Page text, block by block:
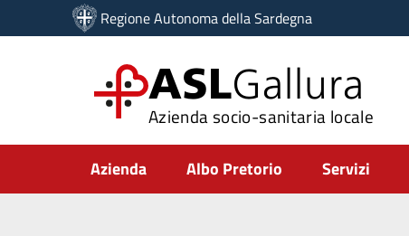
Vai ai contenuti
Vai al menu di navigazione
Regione Autonoma della Sardegna
ASLGallura
Azienda socio-sanitaria locale
Submenu
Azienda Albo Pretorio Servizi